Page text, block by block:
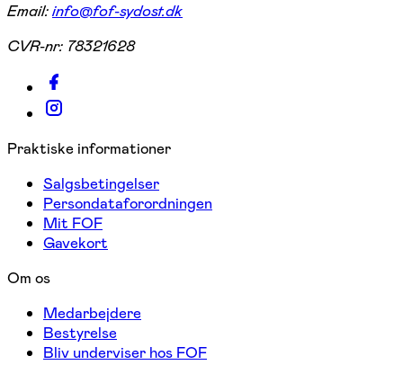
Email:info@fof-sydost.dk
CVR-nr: 78321628
Praktiske informationer
Salgsbetingelser
Persondataforordningen
Mit FOF
Gavekort
Om os
Medarbejdere
Bestyrelse
Bliv underviser hos FOF